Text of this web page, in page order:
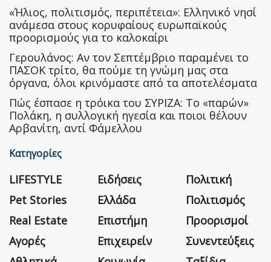
«Ήλιος, πολιτισμός, περιπέτεια»: Ελληνικό νησί
ανάμεσα στους κορυφαίους ευρωπαϊκούς
προορισμούς για το καλοκαίρι
Γερουλάνος: Αν τον Σεπτέμβριο παραμένει το
ΠΑΣΟΚ τρίτο, θα πούμε τη γνώμη μας στα
όργανα, όλοι κρινόμαστε από τα αποτελέσματα
Πώς έσπασε η τρόικα του ΣΥΡΙΖΑ: Το «παρών»
Πολάκη, η συλλογική ηγεσία και ποιοι θέλουν
Αρβανίτη, αντί Φάμελλου
Κατηγορίες
LIFESTYLE
Pet Stories
Real Estate
Αγορές
Ειδήσεις
Ελλάδα
Επιστήμη
Επιχειρείν
Πολιτική
Πολιτισμός
Προορισμοί
Συνεντεύξεις